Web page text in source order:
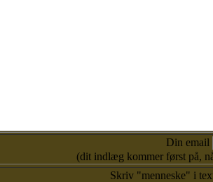
Din email
(dit indlæg kommer først på,
Skriv "menneske" i